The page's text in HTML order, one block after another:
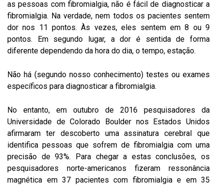
as pessoas com fibromialgia, não é fácil de diagnosticar a
fibromialgia. Na verdade, nem todos os pacientes sentem
dor nos 11 pontos. Às vezes, eles sentem em 8 ou 9
pontos. Em segundo lugar, a dor é sentida de forma
diferente dependendo da hora do dia, o tempo, estação.
Não há (segundo nosso conhecimento) testes ou exames
específicos para diagnosticar a fibromialgia.
No entanto, em outubro de 2016 pesquisadores da
Universidade de Colorado Boulder nos Estados Unidos
afirmaram ter descoberto uma assinatura cerebral que
identifica pessoas que sofrem de fibromialgia com uma
precisão de 93%. Para chegar a estas conclusões, os
pesquisadores norte-americanos fizeram ressonância
magnética em 37 pacientes com fibromialgia e em 35